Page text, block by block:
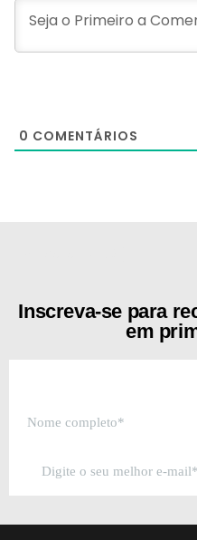
0 COMENTÁRIOS
Inscreva-se para
em